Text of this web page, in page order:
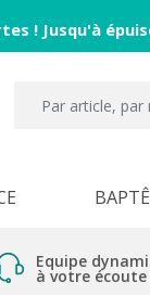
! Jusqu'à
Equipe
à votre écoute